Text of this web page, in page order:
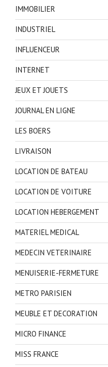
IMMOBILIER
INDUSTRIEL
INFLUENCEUR
INTERNET
JEUX ET JOUETS
JOURNAL EN LIGNE
LES BOERS
LIVRAISON
LOCATION DE BATEAU
LOCATION DE VOITURE
LOCATION HEBERGEMENT
MATERIEL MEDICAL
MEDECIN VETERINAIRE
MENUISERIE-FERMETURE
METRO PARISIEN
MEUBLE ET DECORATION
MICRO FINANCE
MISS FRANCE